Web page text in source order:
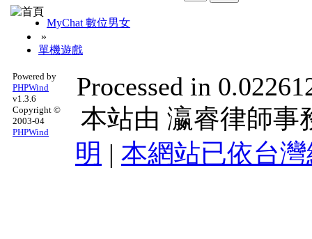
MyChat 數位男女
»
單機遊戲
Powered by
PHPWind
v1.3.6
Copyright ©
2003-04
PHPWind
Processed in
本站由 瀛睿律師事
明 | 本網站已依台